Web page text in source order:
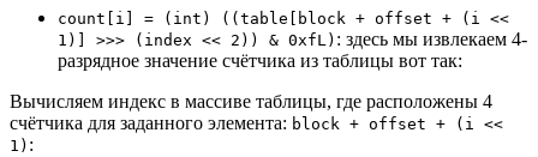
count[i] = (int) ((table[block + offset + (i <<
1)] >>> (index << 2)) & 0xfL) : здесь мы извлекаем 4-
разрядное значение счётчика из таблицы вот так:
Вычисляем индекс в массиве таблицы, где расположены 4
счётчика для заданного элемента: block + offset + (i <<
1) :